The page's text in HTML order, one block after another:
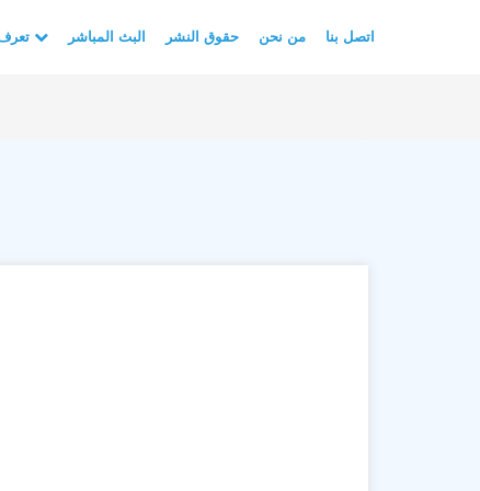
البث المباشر حقوق النشر من نحن اتصل بنا